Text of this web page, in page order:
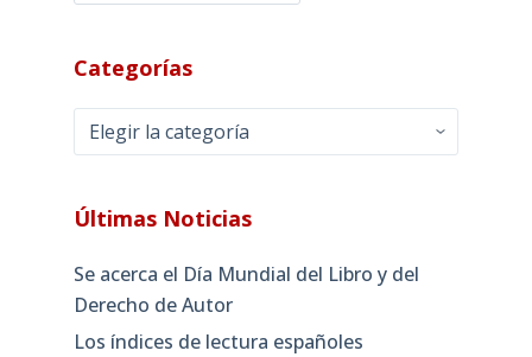
Categorías
Categorías
Últimas Noticias
Se acerca el Día Mundial del Libro y del
Derecho de Autor
Los índices de lectura españoles